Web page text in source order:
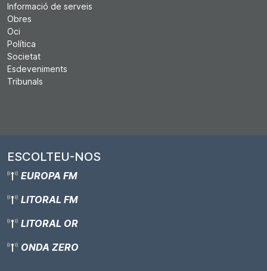
Informació de serveis
Obres
Oci
Política
Societat
Esdeveniments
Tribunals
ESCOLTEU-NOS
EUROPA FM
LITORAL FM
LITORAL OR
ONDA ZERO